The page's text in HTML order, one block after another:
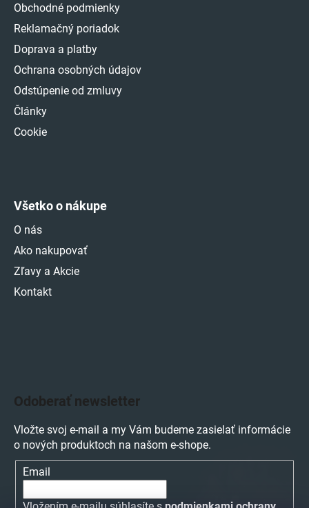
Obchodné podmienky
Reklamačný poriadok
Doprava a platby
Ochrana osobných údajov
Odstúpenie od zmluvy
Články
Cookie
Všetko o nákupe
O nás
Ako nakupovať
Zľavy a Akcie
Kontakt
Odoberať newsletter
Vložte svoj e-mail a my Vám budeme zasielať informácie
o nových produktoch na našom e-shope.
Email